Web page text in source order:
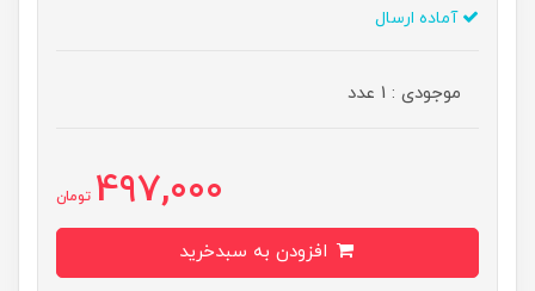
آماده ارسال
موجودی : 1 عدد
497,000 تومان